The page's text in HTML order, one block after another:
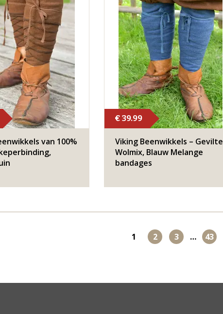
van 100%
€ 39.99
Viking Beenwikkels – Gevilte
Wolmix, Blauw Melange
bandages
1 2 3 … 43